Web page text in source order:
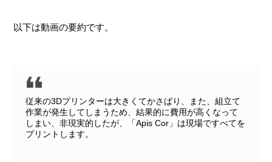
以下は動画の要約です。
従来の3Dプリンターは大きくてかさばり、また、組立て
作業が発生してしまうため、結果的に費用が高くなって
しまい、非現実的したが、「Apis Cor」は現場ですべてを
プリントします。